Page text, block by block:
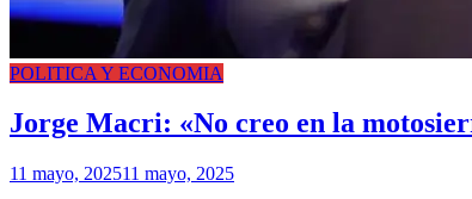
POLITICA Y ECONOMIA
Jorge Macri: «No creo en la
11 mayo, 202511 mayo, 2025